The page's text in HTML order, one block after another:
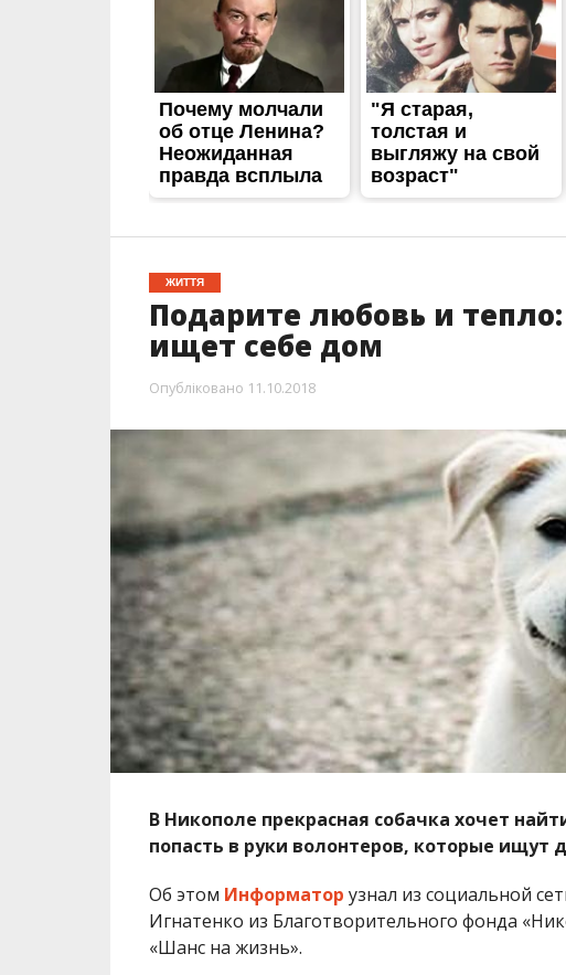
ищет себе дом
Опубліковано 11.10.2018
В Никополе прекрасная собачка хочет
попасть в руки волонтеров, которые ищут
Об этомИнформаторузнал из социальной
Игнатенко из Благотворительного фонда
«Шанс на жизнь».
Светлана пишет, что милая маленькая
на любой шум. Но, если ее обучить, то она
заинтересовался красивой белой собачкой,
Ранее мы сообщили о том, в Никополе черный
это время хозяева сбились с ног в поисках